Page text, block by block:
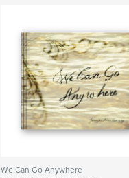
We Can Go Anywhere